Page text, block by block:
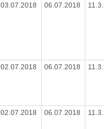
03.07.2018 06.07.2018
02.07.2018 06.07.2018
02.07.2018 06.07.2018